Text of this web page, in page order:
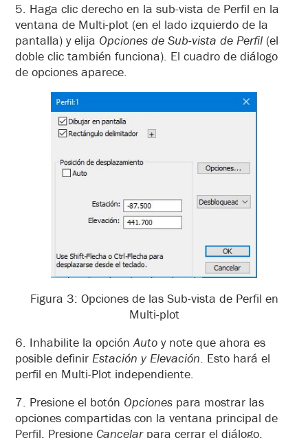
5. Haga clic derecho en la sub-vista de Perfil en la
ventana de Multi-plot (en el lado izquierdo de la
pantalla) y elija Opciones de Sub-vista de Perfil (el
doble clic también funciona). El cuadro de diálogo
de opciones aparece.
Figura 3: Opciones de las Sub-vista de Perfil en
Multi-plot
6. Inhabilite la opciónAuto y note que ahora es
posible definir Estación y Elevación. Esto hará el
perfil en Multi-Plot independiente.
7. Presione el botón Opciones para mostrar las
opciones compartidas con la ventana principal de
Perfil. Presione Cancelarpara cerrar el diálogo.